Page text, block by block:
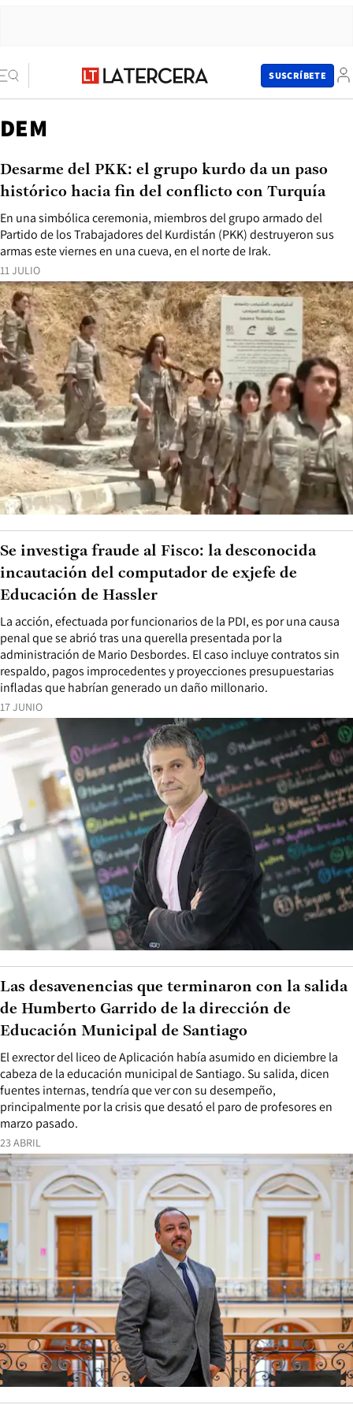
SUSCRÍBETE
DEM
11 JULIO
En una simbólica ceremonia, miembros del grupo armado del
Partido de los Trabajadores del Kurdistán (PKK) destruyeron sus
armas este viernes en una cueva, en el norte de Irak.
Desarme del PKK: el grupo kurdo da un paso
histórico hacia fin del conflicto con Turquía
17 JUNIO
La acción, efectuada por funcionarios de la PDI, es por una causa
penal que se abrió tras una querella presentada por la
administración de Mario Desbordes. El caso incluye contratos sin
respaldo, pagos improcedentes y proyecciones presupuestarias
infladas que habrían generado un daño millonario.
Se investiga fraude al Fisco: la desconocida
incautación del computador de exjefe de
Educación de Hassler
23 ABRIL
El exrector del liceo de Aplicación había asumido en diciembre la
cabeza de la educación municipal de Santiago. Su salida, dicen
fuentes internas, tendría que ver con su desempeño,
principalmente por la crisis que desató el paro de profesores en
marzo pasado.
Las desavenencias que terminaron con la salida
de Humberto Garrido de la dirección de
Educación Municipal de Santiago